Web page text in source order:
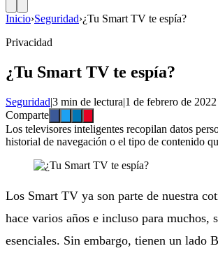
Inicio›Seguridad›¿Tu Smart TV te espía?
Privacidad
¿Tu Smart TV te espía?
Seguridad|3 min de lectura|1 de febrero de 2022
Comparte
Los televisores inteligentes recopilan datos
historial de navegación o el tipo de contenido
Los Smart TV ya son parte de nuestra
hace varios años e incluso para muchos,
esenciales. Sin embargo, tienen un lado